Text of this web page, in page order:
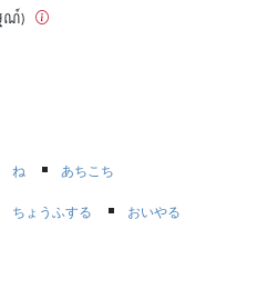
ណ៍)
ね
あちこち
ちょうふする
おいやる